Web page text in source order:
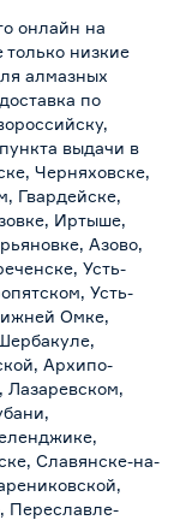
онлайн на
низкие
алмазных
по
выдачи в
Черняховске,
Гвардейске,
Иртыше,
Азово,
Усть-
Усть-
Омке,
Архипо-
Славянске-на-
Переславле-